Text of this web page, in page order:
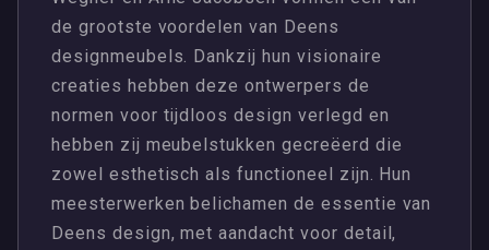
de grootste voordelen van Deens
designmeubels. Dankzij hun visionaire
creaties hebben deze ontwerpers de
normen voor tijdloos design verlegd en
hebben zij meubelstukken gecreëerd die
zowel esthetisch als functioneel zijn. Hun
meesterwerken belichamen de essentie van
Deens design, met aandacht voor detail,